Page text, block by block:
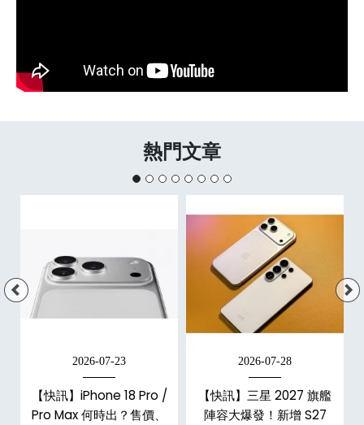
熱門文章
2026-07-23
【快訊】iPhone 18 Pro /
Pro Max 何時出？售價、
2026-07-28
【快訊】三星 2027 旗艦
陣容大爆發！新增 S27